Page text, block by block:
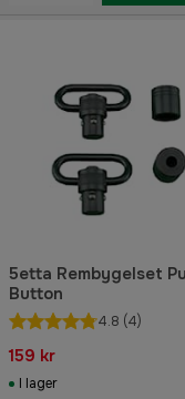
5etta Rembygelset
Button
4.8 (4)
159 kr
I lager